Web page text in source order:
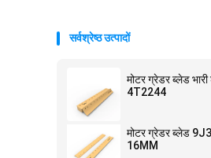
सर्वश्रेष्ठ उत्पादों
मोटर ग्रेडर ब्लेड
4T2244
मोटर ग्रेडर ब्लेड
16MM